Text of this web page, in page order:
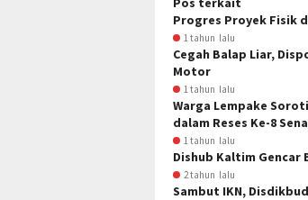
Progres Proyek Fisik
1 tahun lalu
Cegah Balap Liar,
Motor
1 tahun lalu
Warga Lempake
dalam Reses Ke-8
1 tahun lalu
Dishub Kaltim
2 tahun lalu
Sambut IKN,